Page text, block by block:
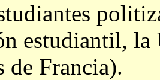
estudiantil,
de Francia).